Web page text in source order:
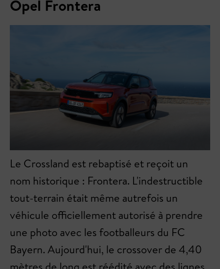
Opel Frontera
Le Crossland est rebaptisé et reçoit un
nom historique : Frontera. L'indestructible
tout-terrain était même autrefois un
véhicule officiellement autorisé à prendre
une photo avec les footballeurs du FC
Bayern. Aujourd'hui, le crossover de 4,40